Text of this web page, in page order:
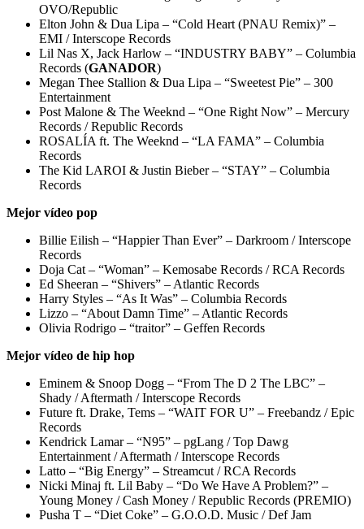
OVO/Republic
Elton John & Dua Lipa – “Cold Heart (PNAU Remix)” –
EMI / Interscope Records
Lil Nas X, Jack Harlow – “INDUSTRY BABY” – Columbia
Records (GANADOR)
Megan Thee Stallion & Dua Lipa – “Sweetest Pie” – 300
Entertainment
Post Malone & The Weeknd – “One Right Now” – Mercury
Records / Republic Records
ROSALÍA ft. The Weeknd – “LA FAMA” – Columbia
Records
The Kid LAROI & Justin Bieber – “STAY” – Columbia
Records
Mejor vídeo pop
Billie Eilish – “Happier Than Ever” – Darkroom / Interscope
Records
Doja Cat – “Woman” – Kemosabe Records / RCA Records
Ed Sheeran – “Shivers” – Atlantic Records
Harry Styles – “As It Was” – Columbia Records
Lizzo – “About Damn Time” – Atlantic Records
Olivia Rodrigo – “traitor” – Geffen Records
Mejor vídeo de hip hop
Eminem & Snoop Dogg – “From The D 2 The LBC” –
Shady / Aftermath / Interscope Records
Future ft. Drake, Tems – “WAIT FOR U” – Freebandz / Epic
Records
Kendrick Lamar – “N95” – pgLang / Top Dawg
Entertainment / Aftermath / Interscope Records
Latto – “Big Energy” – Streamcut / RCA Records
Nicki Minaj ft. Lil Baby – “Do We Have A Problem?” –
Young Money / Cash Money / Republic Records (PREMIO)
Pusha T – “Diet Coke” – G.O.O.D. Music / Def Jam